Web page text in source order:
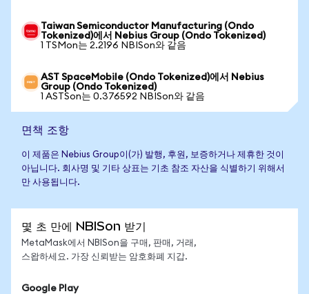
Taiwan Semiconductor Manufacturing (Ondo
Tokenized)에서 Nebius Group (Ondo Tokenized)
1 TSMon는 2.2196 NBISon와 같음
AST SpaceMobile (Ondo Tokenized)에서 Nebius
Group (Ondo Tokenized)
1 ASTSon는 0.376592 NBISon와 같음
면책 조항
이 제품은 Nebius Group이(가) 발행, 후원, 보증하거나 제휴한 것이
아닙니다. 회사명 및 기타 상표는 기초 참조 자산을 식별하기 위해서
만 사용됩니다.
몇 초 만에 NBISon 받기
MetaMask에서 NBISon을 구매, 판매, 거래,
스왑하세요. 가장 신뢰받는 암호화폐 지갑.
Google Play